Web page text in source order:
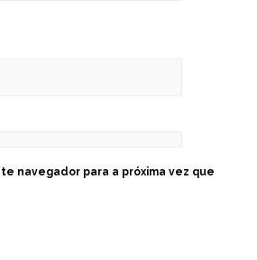
navegador para a próxima vez que